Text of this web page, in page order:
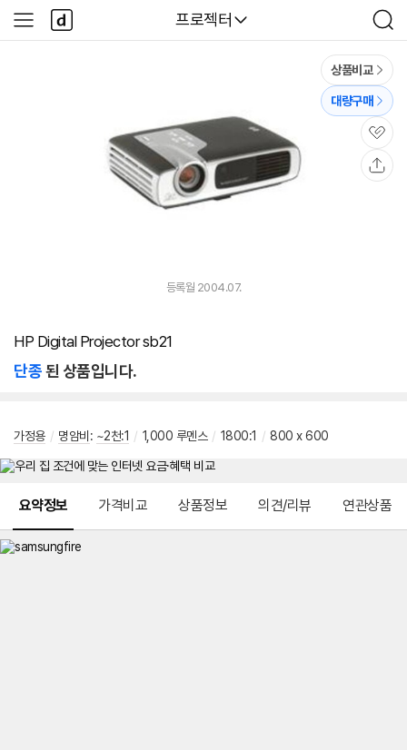
다나와
프로젝터
검
색
사
이
다
나
와
상품비교
대량구매
관
심
등록월 2004.07.
HP Digital Projector sb21
단종된 상품입니다.
가정용 / 명암비 : ~2천:1 / 1,000 루멘스 / 1800:1 / 800 x 600
요약정보 가격비교 상품정보 의견/리뷰 연관상품